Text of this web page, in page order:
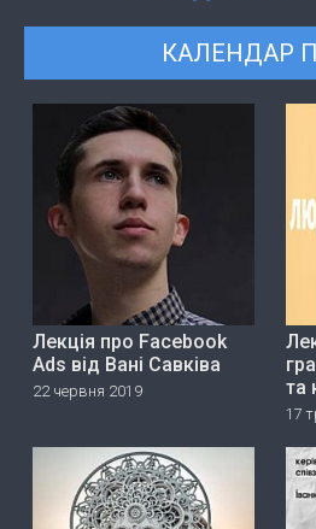
КАЛЕНДАР
Лекція про Facebook
Ads від Вані Савківа
22 червня 2019
та
17